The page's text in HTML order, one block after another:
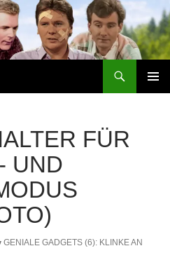
FÜR
UND
GENIALE GADGETS (6): KLINKE AN